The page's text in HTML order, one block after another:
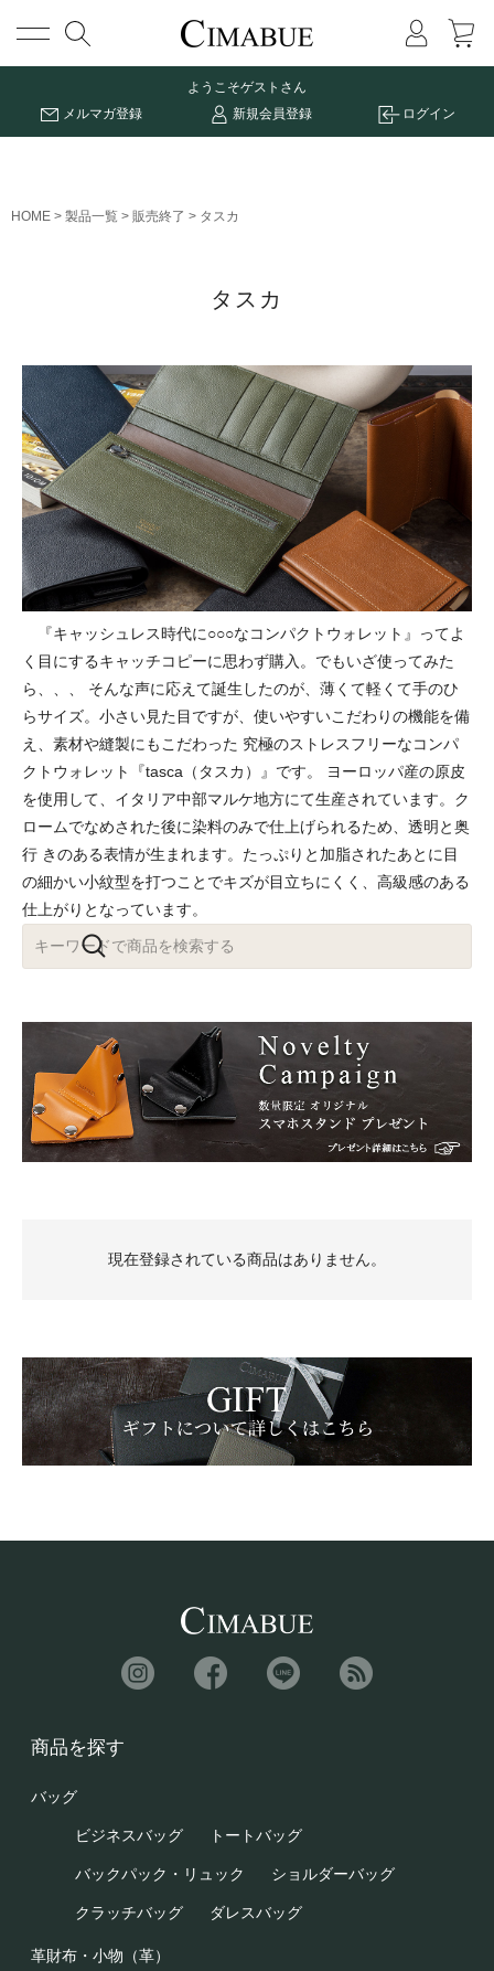
メニュー
ようこそゲストさん
メルマガ登録
新規会員登録 ログイン
HOME 製品一覧 販売終了 タスカ
タスカ
『キャッシュレス時代に○○○なコンパクトウォレット』ってよ
く目にするキャッチコピーに思わず購入。でもいざ使ってみた
ら、、、 そんな声に応えて誕生したのが、薄くて軽くて手のひ
らサイズ。小さい見た目ですが、使いやすいこだわりの機能を備
え、素材や縫製にもこだわった 究極のストレスフリーなコンパ
クトウォレット『tasca（タスカ）』です。 ヨーロッパ産の原皮
を使用して、イタリア中部マルケ地方にて生産されています。ク
ロームでなめされた後に染料のみで仕上げられるため、透明と奥
行 きのある表情が生まれます。たっぷりと加脂されたあとに目
の細かい小紋型を打つことでキズが目立ちにくく、高級感のある
仕上がりとなっています。
現在登録されている商品はありません。
商品を探す
バッグ
ビジネスバッグ トートバッグ
バックパック・リュック ショルダーバッグ
クラッチバッグ ダレスバッグ
革財布・小物（革）